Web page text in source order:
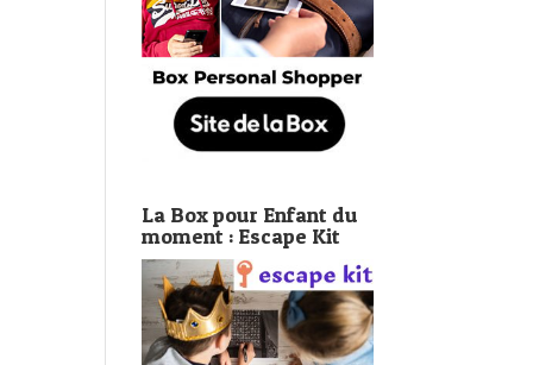
La Box pour Enfant du
moment : Escape Kit